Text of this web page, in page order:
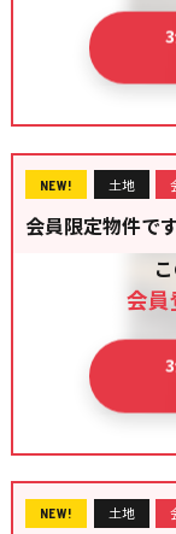
NEW! 土地
会員限定物件で
会員
NEW! 土地